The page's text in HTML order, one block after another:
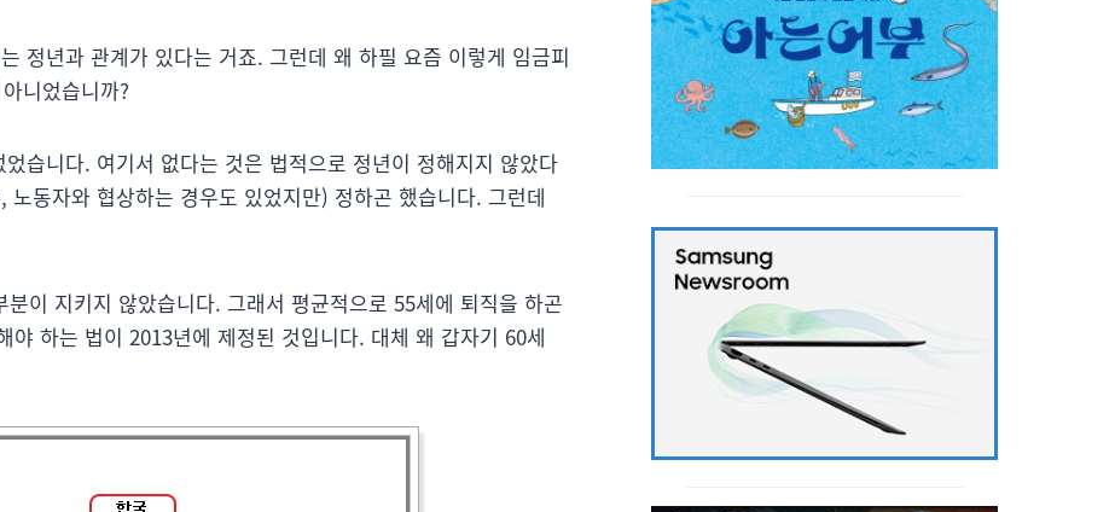
정년과 관계가 있다는 거죠. 그런데 왜 하필 요즘 이렇게 임금피
니었습니까?
습니다. 여기서 없다는 것은 법적으로 정년이 정해지지 않았다
동자와 협상하는 경우도 있었지만) 정하곤 했습니다. 그런데
이 지키지 않았습니다. 그래서 평균적으로 55세에 퇴직을 하곤
하는 법이 2013년에 제정된 것입니다. 대체 왜 갑자기 60세